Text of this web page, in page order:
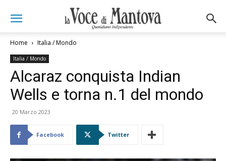
Home Italia / Mondo
Italia / Mondo
Alcaraz conquista Indian
Wells e torna n.1 del mondo
20 Marzo 2023
Facebook Twitter